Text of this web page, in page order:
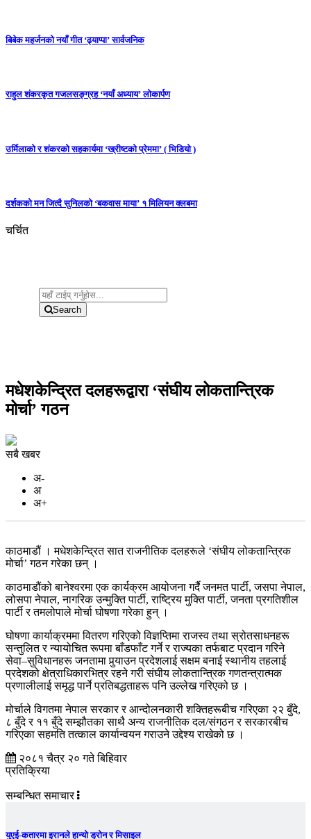
बिबेक महर्जनको नयाँ गीत ‘ढ्याप्पा’ सार्वजनिक
राहुल शंकरकृत गजलसङ्ग्रह ‘नयाँ अध्याय’ लोकार्पण
उर्मिलाको र शंकरको सहकार्यमा ‘ख्रीष्टको प्रेममा’ ( भिडियो )
दर्शकको मन जित्दै सुनिलको ‘बकवास माया’ १ मिलियन क्लबमा
चर्चित
Search
मधेशकेन्द्रित दलहरूद्वारा ‘संघीय लोकतान्त्रिक
मोर्चा’ गठन
सबै खबर
अ-
अ
अ+
काठमाडौं । मधेशकेन्द्रित सात राजनीतिक दलहरूले ‘संघीय लोकतान्त्रिक
मोर्चा’ गठन गरेका छन् ।
काठमाडौंको बानेश्वरमा एक कार्यक्रम आयोजना गर्दै जनमत पार्टी, जसपा नेपाल,
लोसपा नेपाल, नागरिक उन्मुक्ति पार्टी, राष्ट्रिय मुक्ति पार्टी, जनता प्रगतिशील
पार्टी र तमलोपाले मोर्चा घोषणा गरेका हुन् ।
घोषणा कार्याक्रममा वितरण गरिएको विज्ञप्तिमा राजस्व तथा स्रोतसाधनहरू
सन्तुलित र न्यायोचित रूपमा बाँडफाँट गर्ने र राज्यका तर्फबाट प्रदान गरिने
सेवा–सुविधानहरू जनतामा पुर्‍याउन प्रदेशलाई सक्षम बनाई स्थानीय तहलाई
प्रदेशको क्षेत्राधिकारभित्र रहने गरी संघीय लोकतान्त्रिक गणतन्त्रात्मक
प्रणालीलाई समृद्ध पार्ने प्रतिबद्धताहरू पनि उल्लेख गरिएको छ ।
मोर्चाले विगतमा नेपाल सरकार र आन्दोलनकारी शक्तिहरूबीच गरिएका २२ बुँदे,
८ बुँदे र ११ बुँदे सम्झौतका साथै अन्य राजनीतिक दल/संगठन र सरकारबीच
गरिएका सहमति तत्काल कार्यान्वयन गराउने उद्देश्य राखेको छ ।
२०८१ चैत्र २० गते बिहिवार
प्रतिक्रिया
सम्बन्धित समाचार
युएई-कतारमा इरानले हान्यो ड्रोन र मिसाइल